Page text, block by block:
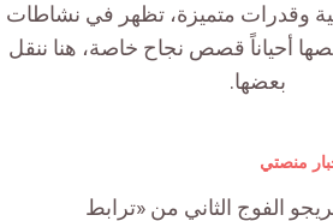
وقدرات متميزة، تظهر في نشاطات
أحياناً قصص نجاح خاصة، هنا ننقل
بعضها.
منصتي
الفوج الثاني من «ترابط